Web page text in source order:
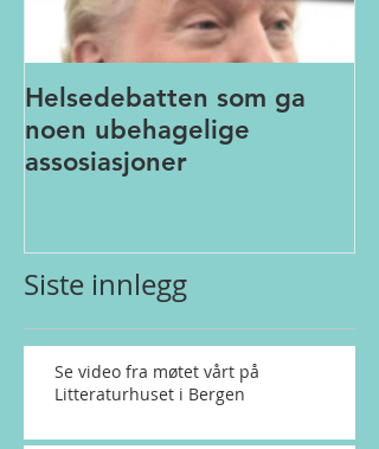
Helsedebatten som ga
noen ubehagelige
assosiasjoner
Siste innlegg
Se video fra møtet vårt på
Litteraturhuset i Bergen